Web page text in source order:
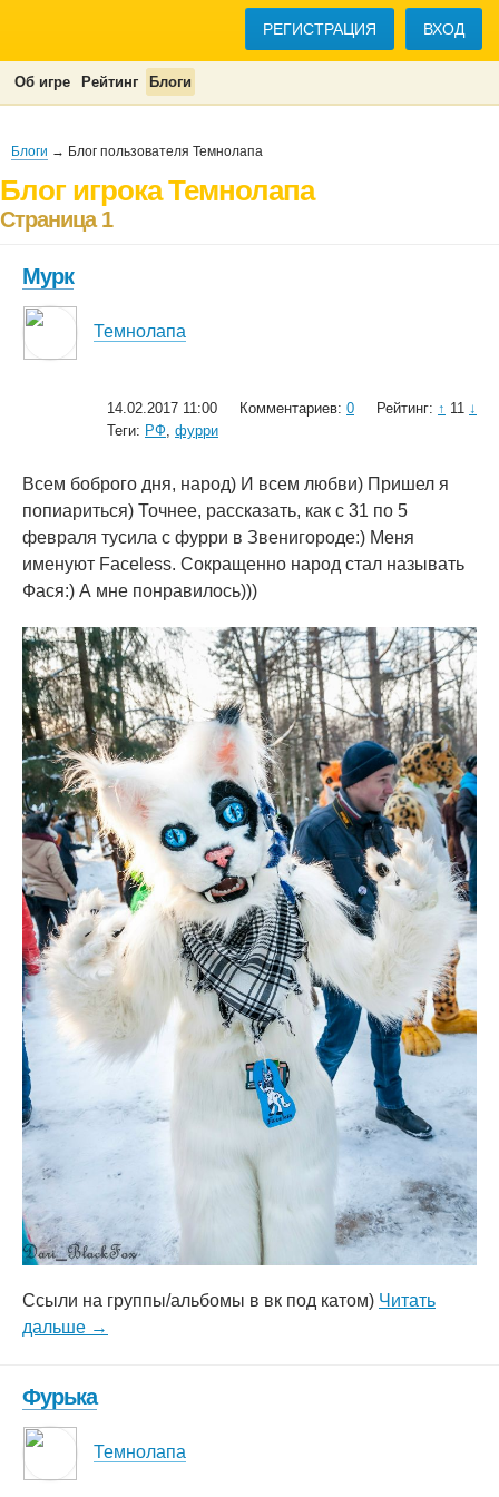
РЕГИСТРАЦИЯ ВХОД
Об игре Рейтинг Блоги
Блоги → Блог пользователя Темнолапа
Блог игрока Темнолапа
Страница 1
Мурк
Темнолапа
14.02.2017 11:00 Комментариев: 0 Рейтинг: ↑ 11 ↓
Теги: РФ, фурри
Всем боброго дня, народ) И всем любви) Пришел я
попиариться) Точнее, рассказать, как с 31 по 5
февраля тусила с фурри в Звенигороде:) Меня
именуют Faceless. Сокращенно народ стал называть
Фася:) А мне понравилось)))
Ссыли на группы/альбомы в вк под катом) Читать
дальше →
Фурька
Темнолапа